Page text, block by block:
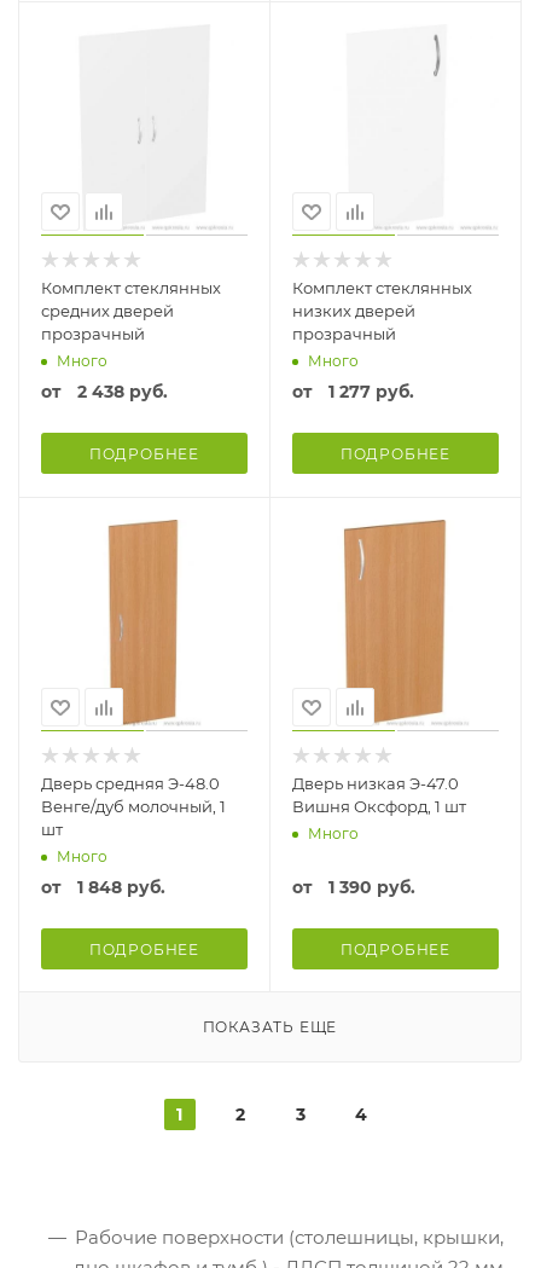
Комплект стеклянных
средних дверей
прозрачный
Много
от 2 438 руб.
ПОДРОБНЕЕ
Комплект стеклянных
низких дверей
прозрачный
Много
от 1 277 руб.
ПОДРОБНЕЕ
Дверь средняя Э-48.0
Венге/дуб молочный, 1
шт
Много
от 1 848 руб.
ПОДРОБНЕЕ
Дверь низкая Э-47.0
Вишня Оксфорд, 1 шт
Много
от 1 390 руб.
ПОДРОБНЕЕ
ПОКАЗАТЬ ЕЩЕ
1 2 3 4
Рабочие поверхности (столешницы, крышки,